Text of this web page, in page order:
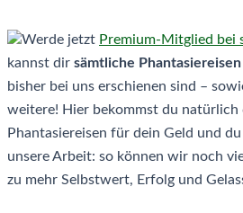
Werde jetzt Premium-Mitglied bei
kannst dir sämtliche Phantasiereisen
bisher bei uns erschienen sind –
weitere! Hier bekommst du natürlich
Phantasiereisen für dein Geld und
unsere Arbeit: so können wir noch
zu mehr Selbstwert, Erfolg und